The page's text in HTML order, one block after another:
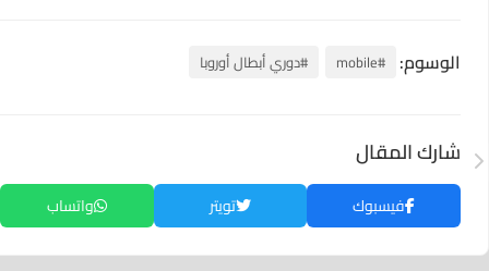
الوسوم: #mobile #دوري أبطال أوروبا
شارك المقال
فيسبوك تويتر واتساب